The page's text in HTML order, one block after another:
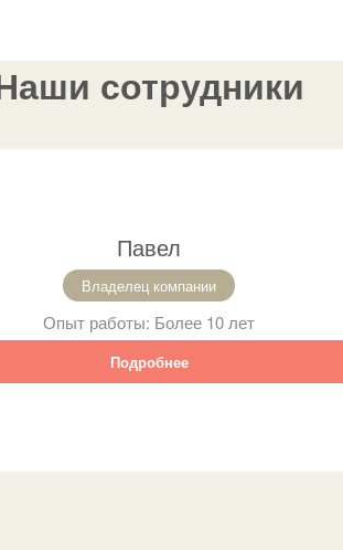
сотрудники
Павел
Владелец компании
Опыт работы: Более 10 лет
Подробнее